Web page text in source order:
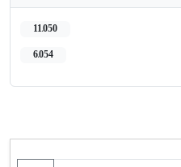
11,050
6,054